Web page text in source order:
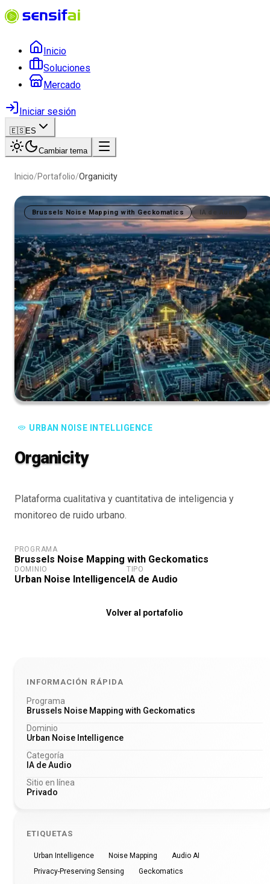
Inicio
Soluciones
Mercado
Iniciar sesión
🇪🇸ES
Cambiar tema
Inicio/Portafolio/Organicity
Brussels Noise Mapping with Geckomatics IA de Audio
URBAN NOISE INTELLIGENCE
Organicity
Plataforma cualitativa y cuantitativa de inteligencia y
monitoreo de ruido urbano.
PROGRAMA
Brussels Noise Mapping with Geckomatics
DOMINIO
Urban Noise Intelligence
TIPO
IA de Audio
Volver al portafolio
INFORMACIÓN RÁPIDA
Programa
Brussels Noise Mapping with Geckomatics
Dominio
Urban Noise Intelligence
Categoría
IA de Audio
Sitio en línea
Privado
ETIQUETAS
Urban Intelligence Noise Mapping
Audio AI
Privacy-Preserving Sensing
Geckomatics